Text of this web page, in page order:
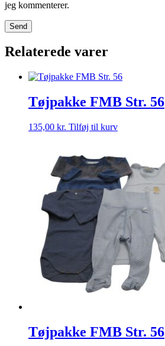
jeg kommenterer.
Relaterede varer
Tøjpakke FMB Str. 56
135,00 kr. Tilføj til kurv
Tøjpakke FMB Str. 56